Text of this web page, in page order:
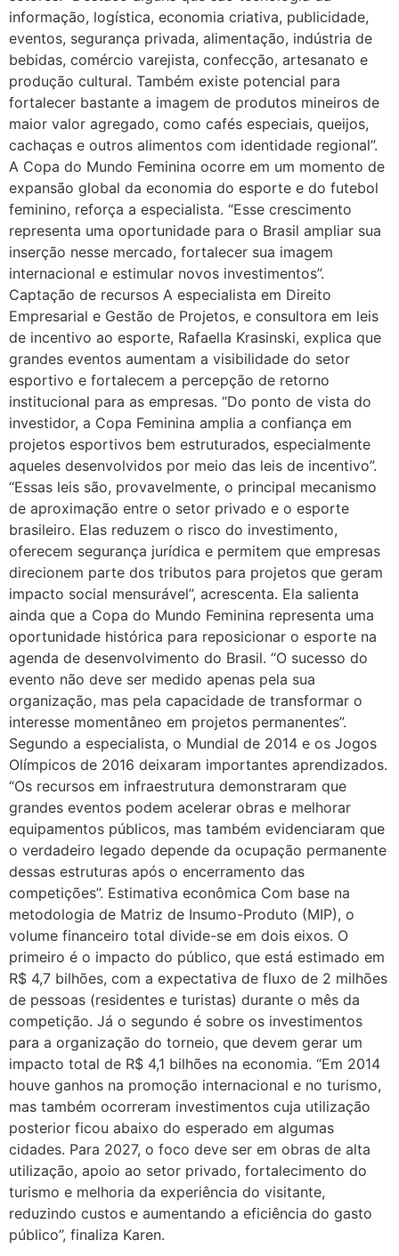
informação, logística, economia criativa, publicidade,
eventos, segurança privada, alimentação, indústria de
bebidas, comércio varejista, confecção, artesanato e
produção cultural. Também existe potencial para
fortalecer bastante a imagem de produtos mineiros de
maior valor agregado, como cafés especiais, queijos,
cachaças e outros alimentos com identidade regional”.
A Copa do Mundo Feminina ocorre em um momento de
expansão global da economia do esporte e do futebol
feminino, reforça a especialista. “Esse crescimento
representa uma oportunidade para o Brasil ampliar sua
inserção nesse mercado, fortalecer sua imagem
internacional e estimular novos investimentos”.
Captação de recursos A especialista em Direito
Empresarial e Gestão de Projetos, e consultora em leis
de incentivo ao esporte, Rafaella Krasinski, explica que
grandes eventos aumentam a visibilidade do setor
esportivo e fortalecem a percepção de retorno
institucional para as empresas. “Do ponto de vista do
investidor, a Copa Feminina amplia a confiança em
projetos esportivos bem estruturados, especialmente
aqueles desenvolvidos por meio das leis de incentivo”.
“Essas leis são, provavelmente, o principal mecanismo
de aproximação entre o setor privado e o esporte
brasileiro. Elas reduzem o risco do investimento,
oferecem segurança jurídica e permitem que empresas
direcionem parte dos tributos para projetos que geram
impacto social mensurável”, acrescenta. Ela salienta
ainda que a Copa do Mundo Feminina representa uma
oportunidade histórica para reposicionar o esporte na
agenda de desenvolvimento do Brasil. “O sucesso do
evento não deve ser medido apenas pela sua
organização, mas pela capacidade de transformar o
interesse momentâneo em projetos permanentes”.
Segundo a especialista, o Mundial de 2014 e os Jogos
Olímpicos de 2016 deixaram importantes aprendizados.
“Os recursos em infraestrutura demonstraram que
grandes eventos podem acelerar obras e melhorar
equipamentos públicos, mas também evidenciaram que
o verdadeiro legado depende da ocupação permanente
dessas estruturas após o encerramento das
competições”. Estimativa econômica Com base na
metodologia de Matriz de Insumo-Produto (MIP), o
volume financeiro total divide-se em dois eixos. O
primeiro é o impacto do público, que está estimado em
R$ 4,7 bilhões, com a expectativa de fluxo de 2 milhões
de pessoas (residentes e turistas) durante o mês da
competição. Já o segundo é sobre os investimentos
para a organização do torneio, que devem gerar um
impacto total de R$ 4,1 bilhões na economia. “Em 2014
houve ganhos na promoção internacional e no turismo,
mas também ocorreram investimentos cuja utilização
posterior ficou abaixo do esperado em algumas
cidades. Para 2027, o foco deve ser em obras de alta
utilização, apoio ao setor privado, fortalecimento do
turismo e melhoria da experiência do visitante,
reduzindo custos e aumentando a eficiência do gasto
público”, finaliza Karen.